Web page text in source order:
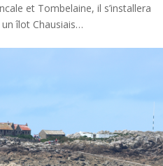
et Tombelaine, il s’installera
îlot Chausiais…